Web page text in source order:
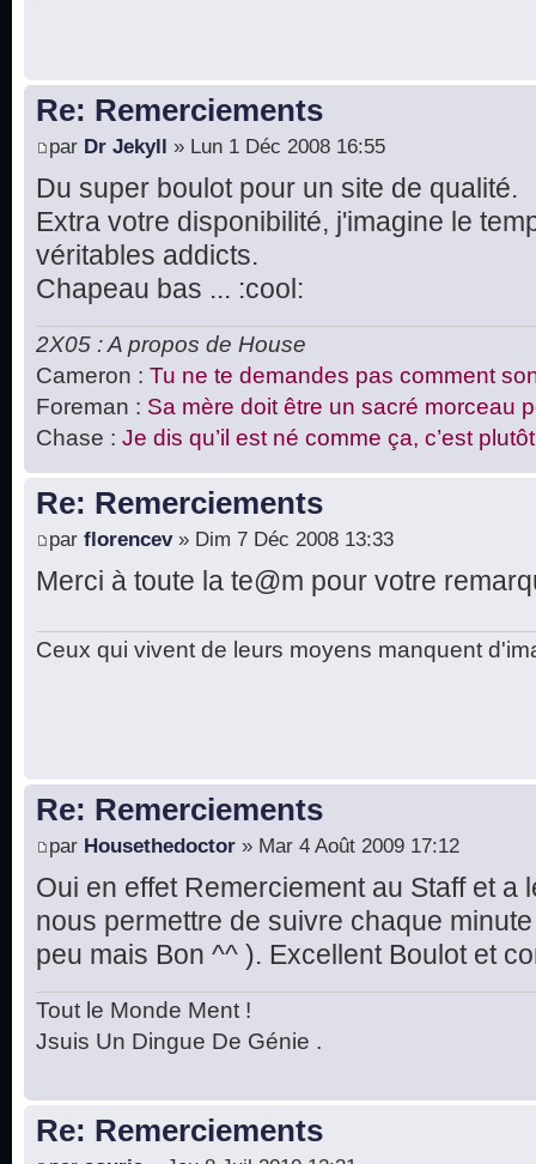
Re: Remerciements
par Dr Jekyll » Lun 1 Déc 2008 16:55
Du super boulot pour un site de qualité.
Extra votre disponibilité, j'imagine le
véritables addicts.
Chapeau bas ... :cool:
2X05 : A propos de House
Cameron : Tu ne te demandes pas comment
Foreman : Sa mère doit être un sacré morceau
Chase : Je dis qu’il est né comme ça, c’est
Re: Remerciements
par florencev» Dim 7 Déc 2008 13:33
Merci à toute la te@m pour votre
Ceux qui vivent de leurs moyens manquent
Re: Remerciements
par Housethedoctor » Mar 4 Août 2009 17:12
Oui en effet Remerciement au Staff et a
nous permettre de suivre chaque
peu mais Bon ^^ ). Excellent Boulot et
Tout le Monde Ment !
Jsuis Un Dingue De Génie .
Re: Remerciements